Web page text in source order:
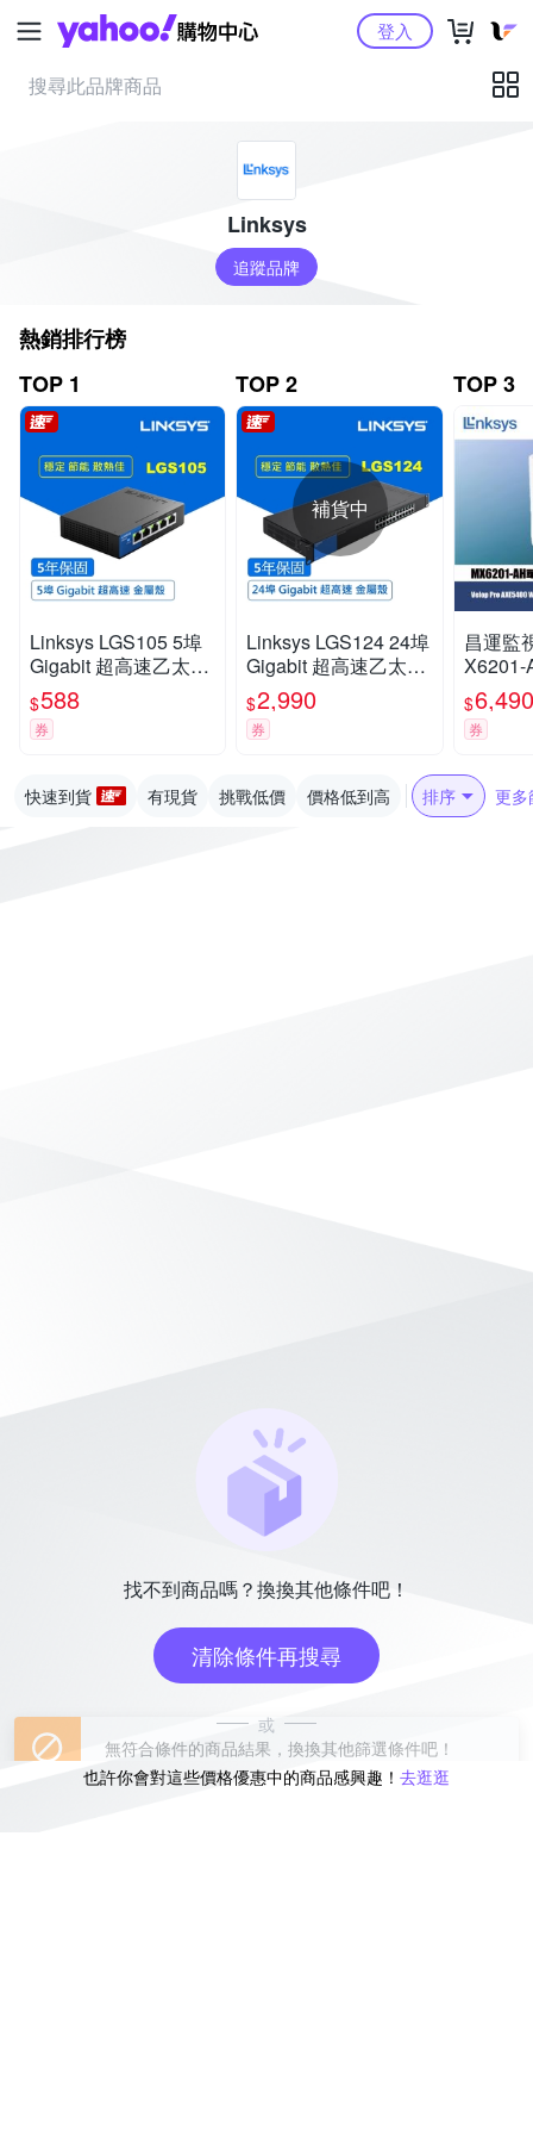
Yahoo購物中心登入
Linksys
追蹤品牌
熱銷排行榜
TOP 1
Linksys LGS105 5埠
Gigabit 超高速乙太網
路交換器(鐵殼)
$588
券
TOP 2
補貨中
Linksys LGS124 24埠
Gigabit 超高速乙太網
路交換器(鐵殼)可上機
架
$2,990
券
TOP 3
昌運監
X6201-
狀路由
入
$6,490
券
快速到貨 有現貨 挑戰低價 價格低到高 排序 更多
找不到商品嗎？換換其他條件吧！
清除條件再搜尋
或
也許你會對這些價格優惠中的商品感興趣！ 去逛逛